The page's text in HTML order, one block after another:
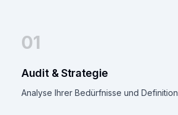
01
Audit & Strategie
Analyse Ihrer Bedürfnisse und